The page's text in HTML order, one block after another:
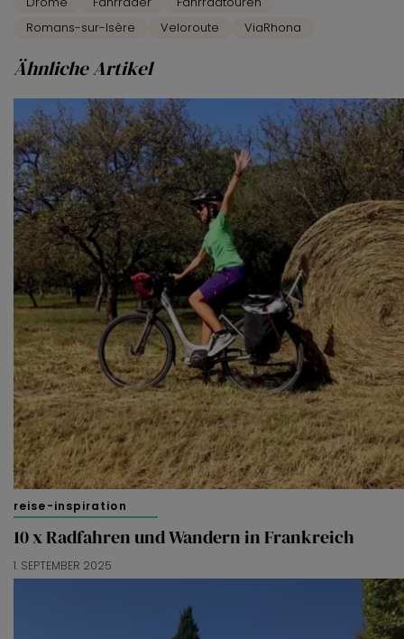
van derde partijen om gepersonaliseerde advertenties te
tonen en/of de inhoud van de advertenties op je
voorkeuren af te stemmen. Je kunt je voorkeuren
doorgaan’ dan ga je akkoord met het gebruik van alle
cookies zoals omschreven in onzeCookieverklaring.
Merci!
Romans-sur-Isère
Veloroute ViaRhona
Ähnliche Artikel
reise-inspiration
10 x Radfahren und Wandern in Frankreich
1. SEPTEMBER 2025